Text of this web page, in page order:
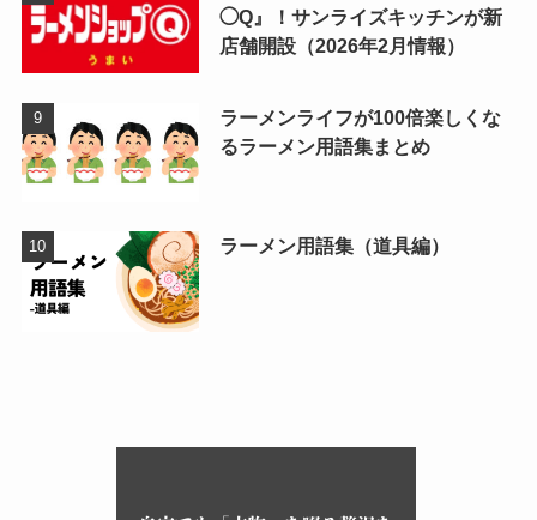
◯Q』！サンライズキッチンが新
店舗開設（2026年2月情報）
ラーメンライフが100倍楽しくな
るラーメン用語集まとめ
ラーメン用語集（道具編）